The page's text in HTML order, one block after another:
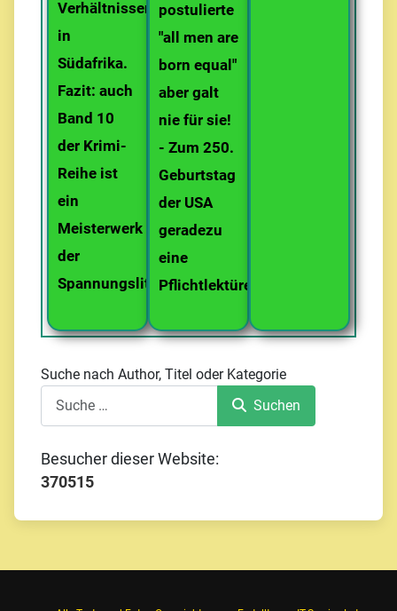
Verhältnissen
in
Südafrika.
Fazit: auch
Band 10
der Krimi-
Reihe ist
ein
Meisterwerk
der
Spannungsliteratur.
postulierte
"all men are
born equal"
aber galt
nie für sie!
- Zum 250.
Geburtstag
der USA
geradezu
eine
Pflichtlektüre...
Suche nach Author, Titel oder Kategorie
Suchen
Besucher dieser Website:
370515